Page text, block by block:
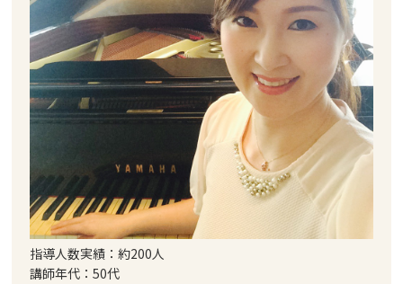
指導人数実績：約200人
講師年代：50代